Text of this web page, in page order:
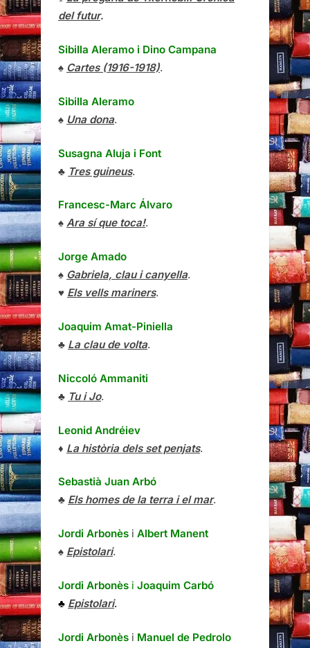
del futur.
Sibilla Aleramo i Dino Campana
♠ Cartes (1916-1918).
Sibilla Aleramo
♠ Una dona.
Susagna Aluja i Font
♣ Tres guineus.
Francesc-Marc Álvaro
♠ Ara sí que toca!.
Jorge Amado
♠ Gabriela, clau i canyella.
♥ Els vells mariners.
Joaquim Amat-Piniella
♣ La clau de volta.
Niccoló Ammaniti
♣ Tu i Jo.
Leonid Andréiev
♦ La història dels set penjats.
Sebastià Juan Arbó
♣ Els homes de la terra i el mar.
Jordi Arbonès i Albert Manent
♠ Epistolari.
Jordi Arbonès i Joaquim Carbó
♣ Epistolari.
Jordi Arbonès i Manuel de Pedrolo